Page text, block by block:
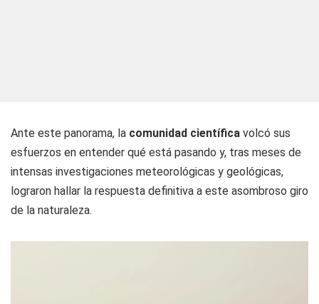
Ante este panorama, la comunidad científica volcó sus
esfuerzos en entender qué está pasando y, tras meses de
intensas investigaciones meteorológicas y geológicas,
lograron hallar la respuesta definitiva a este asombroso giro
de la naturaleza.